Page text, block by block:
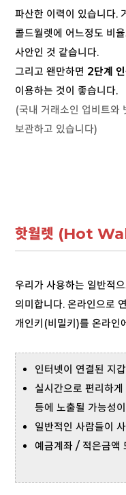
파산한 이력이 있습니다.
콜드월렛에 어느정도 비
사안인 것 같습니다.
그리고 왠만하면 2단계
이용하는 것이 좋습니다.
(국내 거래소인 업비트
보관하고 있습니다)
핫월렛 (Hot
우리가 사용하는 일반적
의미합니다. 온라인으로
개인키(비밀키)를 온라인
인터넷이 연결된 지
실시간으로 편리하
등에 노출될 가능성
일반적인 사람들이
예금계좌 / 적은금액